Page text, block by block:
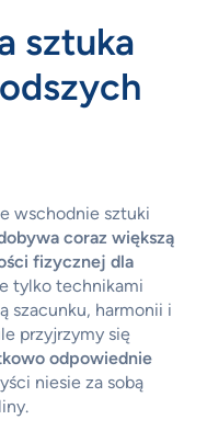
sztuka
wschodnie sztuki
coraz większą
fizycznej dla
tylko technikami
szacunku, harmonii i
przyjrzymy się
odpowiednie
niesie za sobą